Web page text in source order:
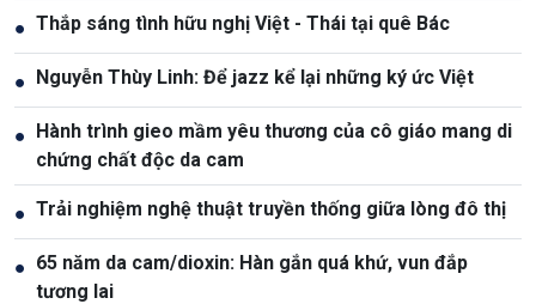
● Thắp sáng tình hữu nghị Việt - Thái tại quê Bác
● Nguyễn Thùy Linh: Để jazz kể lại những ký ức Việt
● Hành trình gieo mầm yêu thương của cô giáo mang di
chứng chất độc da cam
● Trải nghiệm nghệ thuật truyền thống giữa lòng đô thị
● 65 năm da cam/dioxin: Hàn gắn quá khứ, vun đắp
tương lai